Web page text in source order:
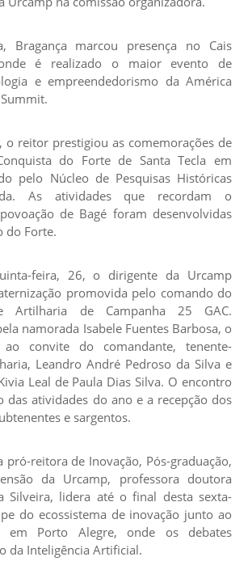
Bragança marcou presença no Cais
onde é realizado o maior evento de
e empreendedorismo da América
o reitor prestigiou as comemorações de
do Forte de Santa Tecla em
pelo Núcleo de Pesquisas Históricas
As atividades que recordam o
de Bagé foram desenvolvidas
do Forte.
feira, 26, o dirigente da Urcamp
promovida pelo comando do
Artilharia de Campanha 25 GAC.
namorada Isabele Fuentes Barbosa, o
convite do comandante, tenente-
Leandro André Pedroso da Silva e
Leal de Paula Dias Silva. O encontro
das atividades do ano e a recepção dos
e sargentos.
pró-reitora de Inovação, Pós-graduação,
da Urcamp, professora doutora
Silveira, lidera até o final desta sexta-
do ecossistema de inovação junto ao
em Porto Alegre, onde os debates
da Inteligência Artificial.